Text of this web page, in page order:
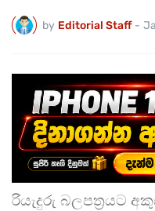
by Editorial Staff -
රියැදුරු බලපත්‍රයට